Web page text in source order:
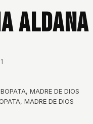
Aldana
1
MADRE DE DIOS
MADRE DE DIOS